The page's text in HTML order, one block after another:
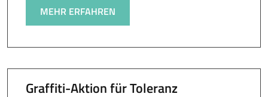
MEHR ERFAHREN
Graffiti-Aktion für Toleranz